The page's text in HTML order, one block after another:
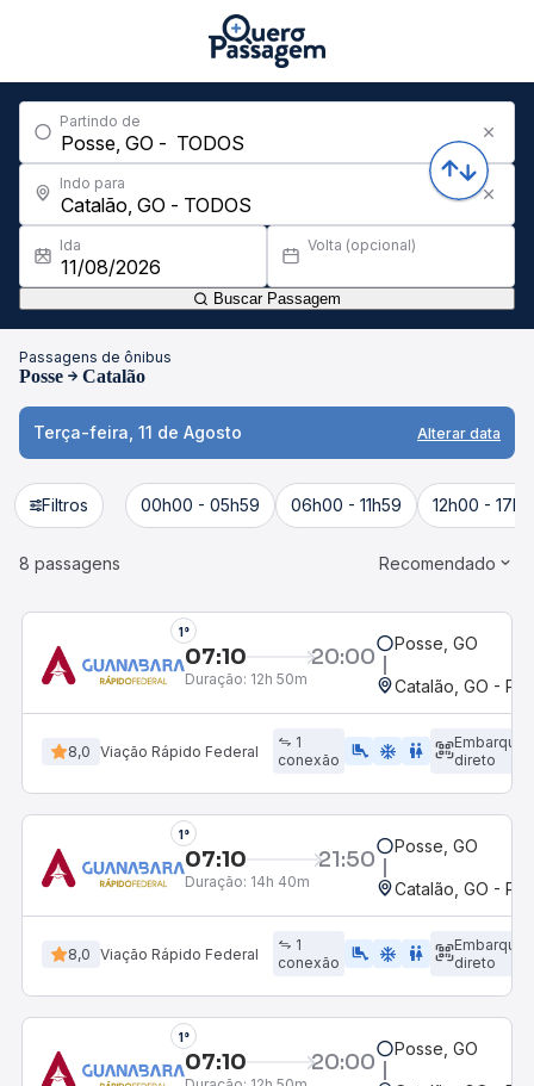
Partindo de
Indo para
Ida Volta (opcional)
Buscar Passagem
Passagens de ônibus
Posse Catalão
Terça-feira, 11 de Agosto Alterar data
Filtros 00h00 - 05h59 06h00 - 11h59 12h00 -
8 passagens Recomendado
1°
07:10 20:00
Duração: 12h 50m
Posse, GO
Catalão, GO -
8,0 Viação Rápido Federal
1
conexão
airline_seat_legroom_extra ac_unit WC
Embarque
direto
1°
07:10 21:50
Duração: 14h 40m
Posse, GO
Catalão, GO -
8,0 Viação Rápido Federal
1
conexão
airline_seat_legroom_extra ac_unit WC
Embarque
direto
1°
07:10 20:00 Posse, GO